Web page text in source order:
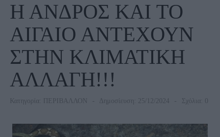
Η ΑΝΔΡΟΣ ΚΑΙ ΤΟ
ΑΙΓΑΙΟ ΑΝΤΕΧΟΥΝ
ΣΤΗΝ ΚΛΙΜΑΤΙΚΗ
ΑΛΛΑΓΗ!!!
Κατηγορία: ΠΕΡΙΒΑΛΛΟΝ Δημοσίευση: 25/12/2024 Σχόλια: 0